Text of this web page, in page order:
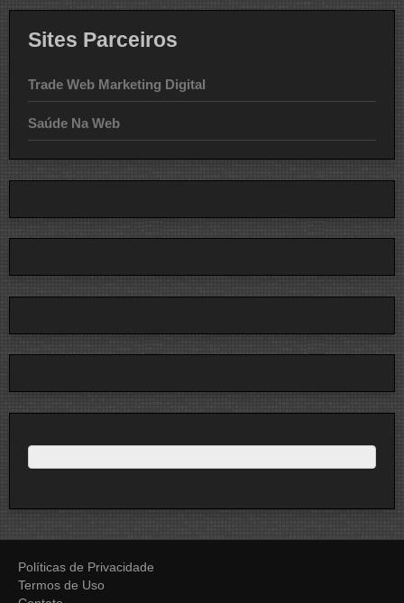
Sites Parceiros
Trade Web Marketing Digital
Saúde Na Web
Políticas de Privacidade
Termos de Uso